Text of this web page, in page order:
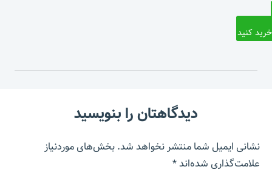
خرید کنید
دیدگاهتان را بنویسید
نشانی ایمیل شما منتشر نخواهد شد.بخش‌های موردنیاز
علامت‌گذاری شده‌اند*